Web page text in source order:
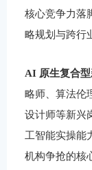
核心竞争力落
略规划与跨行
AI 原生复合
略师、算法伦
设计师等新兴
工智能实操能
机构争抢的核